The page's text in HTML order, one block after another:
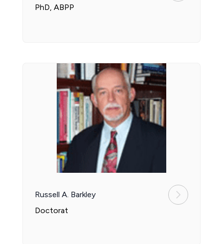
PhD, ABPP
Russell A. Barkley
Doctorat